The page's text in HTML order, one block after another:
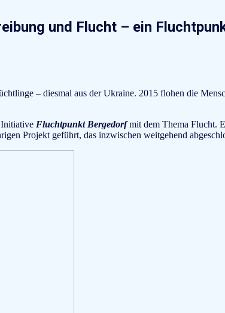
und Flucht – ein
– diesmal aus der Ukraine. 2015 flohen die
Initiative Fluchtpunkt Bergedorf mit dem Thema Flucht.
Projekt geführt, das inzwischen weitgehend